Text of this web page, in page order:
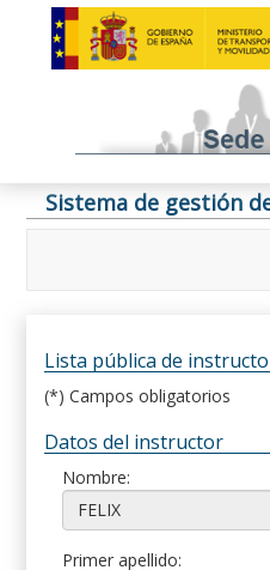
Sistema de gestión
Lista pública de
(*) Campos obligatorios
Datos del instructor
Nombre:
Primer apellido: